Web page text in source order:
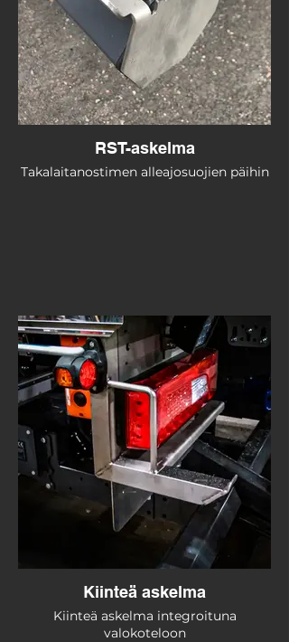
RST-askelma
Takalaitanostimen alleajosuojien päihin
Kiinteä askelma
Kiinteä askelma integroituna
valokoteloon